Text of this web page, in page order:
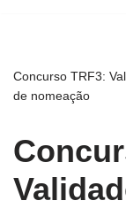
Concurso TRF3:
de nomeação